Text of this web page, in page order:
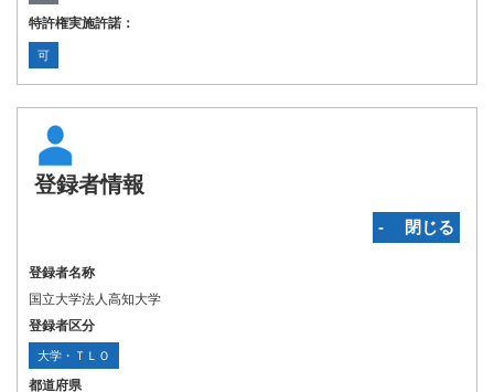
特許権実施許諾：
可
登録者情報
‐ 閉じる
登録者名称
国立大学法人高知大学
登録者区分
大学・ＴＬＯ
都道府県